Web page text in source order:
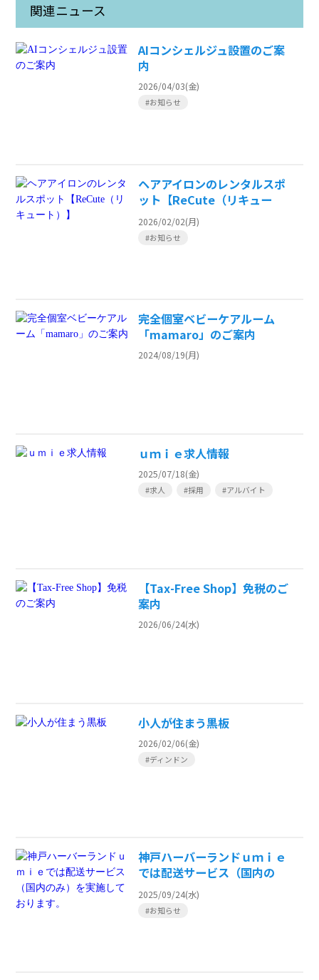
関連ニュース
AIコンシェルジュ設置のご案
内
2026/04/03(金)
#お知らせ
ヘアアイロンのレンタルスポ
ット【ReCute（リキュー
ト）】
2026/02/02(月)
#お知らせ
完全個室ベビーケアルーム
「mamaro」のご案内
2024/08/19(月)
ｕｍｉｅ求人情報
2025/07/18(金)
#求人 #採用 #アルバイト
【Tax-Free Shop】免税のご
案内
2026/06/24(水)
小人が住まう黒板
2026/02/06(金)
#ディンドン
神戸ハーバーランドｕｍｉｅ
では配送サービス（国内の
み）を実施しております。
2025/09/24(水)
#お知らせ